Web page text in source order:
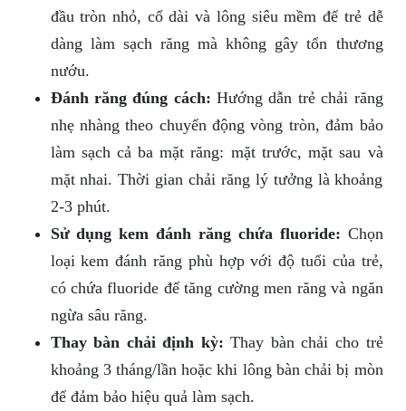
đầu tròn nhỏ, cổ dài và lông siêu mềm để trẻ dễ
dàng làm sạch răng mà không gây tổn thương
nướu.
Đánh răng đúng cách: Hướng dẫn trẻ chải răng
nhẹ nhàng theo chuyển động vòng tròn, đảm bảo
làm sạch cả ba mặt răng: mặt trước, mặt sau và
mặt nhai. Thời gian chải răng lý tưởng là khoảng
2-3 phút.
Sử dụng kem đánh răng chứa fluoride: Chọn
loại kem đánh răng phù hợp với độ tuổi của trẻ,
có chứa fluoride để tăng cường men răng và ngăn
ngừa sâu răng.
Thay bàn chải định kỳ: Thay bàn chải cho trẻ
khoảng 3 tháng/lần hoặc khi lông bàn chải bị mòn
để đảm bảo hiệu quả làm sạch.